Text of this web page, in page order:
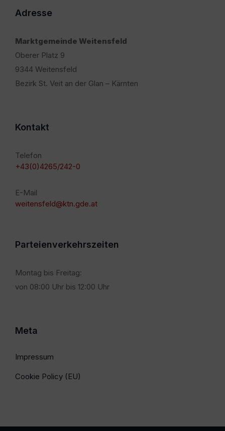
Adresse
Marktgemeinde Weitensfeld
Oberer Platz 9
9344 Weitensfeld
Bezirk St. Veit an der Glan – Kärnten
Kontakt
Telefon
+43(0)4265/242-0
E-Mail
weitensfeld@ktn.gde.at
Parteienverkehrszeiten
Montag bis Freitag:
von 08:00 Uhr bis 12:00 Uhr
Meta
Impressum
Cookie Policy (EU)